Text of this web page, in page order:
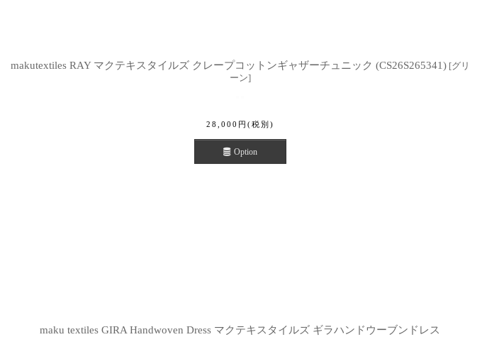
makutextiles RAY マクテキスタイルズ クレープコットンギャザーチュニック (CS26S265341) [グリ
ーン]
28,000 円 (税別)
Option
maku textiles GIRA Handwoven Dress マクテキスタイルズ ギラハンドウーブンドレス